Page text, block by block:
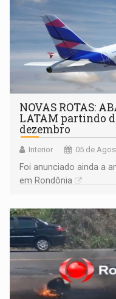
NOVAS ROTAS:
LATAM partindo
dezembro
Interior 05 de
Foi anunciado ainda a
em Rondônia